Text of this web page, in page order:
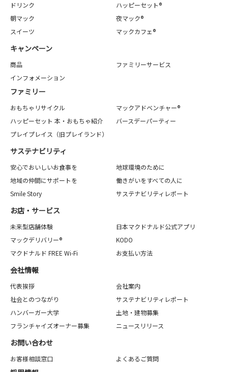
ドリンク
ハッピーセット®
朝マック
夜マック®
スイーツ
マックカフェ®
キャンペーン
商品
ファミリーサービス
インフォメーション
ファミリー
おもちゃリサイクル
マックアドベンチャー®
ハッピーセット 本・おもちゃ紹介
バースデーパーティー
プレイプレイス（旧プレイランド）
サステナビリティ
安心でおいしいお食事を
地球環境のために
地域の仲間にサポートを
働きがいをすべての人に
Smile Story
サステナビリティレポート
お店・サービス
未来型店舗体験
日本マクドナルド公式アプリ
マックデリバリー®
KODO
マクドナルド FREE Wi-Fi
お支払い方法
会社情報
代表挨拶
会社案内
社会とのつながり
サステナビリティレポート
ハンバーガー大学
土地・建物募集
フランチャイズオーナー募集
ニュースリリース
お問い合わせ
お客様相談窓口 よくあるご質問